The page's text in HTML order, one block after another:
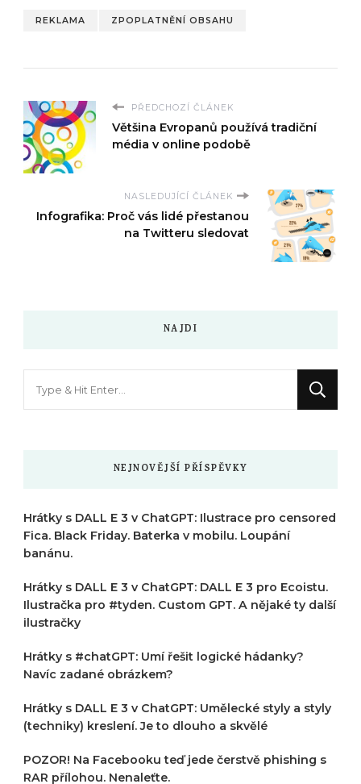
REKLAMA ZPOPLATNĚNÍ OBSAHU
PŘEDCHOZÍ ČLÁNEK
Většina Evropanů používá tradiční
média v online podobě
NASLEDUJÍCÍ ČLÁNEK
Infografika: Proč vás lidé přestanou
na Twitteru sledovat
NAJDI
NEJNOVĚJŠÍ PŘÍSPĚVKY
Hrátky s DALL E 3 v ChatGPT: Ilustrace pro censored
Fica. Black Friday. Baterka v mobilu. Loupání
banánu.
Hrátky s DALL E 3 v ChatGPT: DALL E 3 pro Ecoistu.
Ilustračka pro #tyden. Custom GPT. A nějaké ty další
ilustračky
Hrátky s #chatGPT: Umí řešit logické hádanky?
Navíc zadané obrázkem?
Hrátky s DALL E 3 v ChatGPT: Umělecké styly a styly
(techniky) kreslení. Je to dlouho a skvělé
POZOR! Na Facebooku teď jede čerstvě phishing s
RAR přílohou. Nenaleťte.